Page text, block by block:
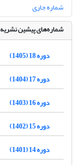
شماره جاری
شماره‌های پیشین نشریه
دوره 18 (1405)
دوره 17 (1404)
دوره 16 (1403)
دوره 15 (1402)
دوره 14 (1401)